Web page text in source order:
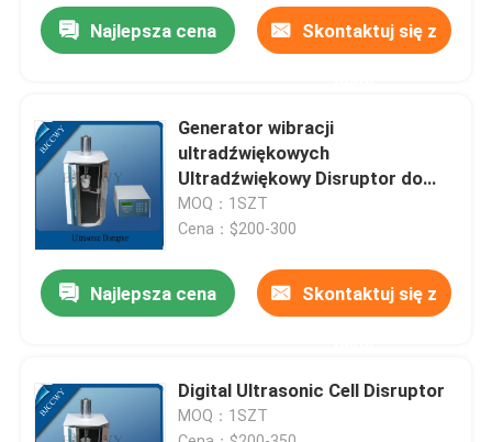
Wycieczka po fabryce
Skontaktuj się z nami
Poprosić o wycenę
Ultradźwiękowy przetwornik czyszczący
Przetwornik ultradźwiękowy o wielu
Najlepsza cena Skontaktuj się z
Generator wibracji
ultradźwiękowych
Ultradźwiękowy Disruptor do
niszczenia bakterii
MOQ：1SZT
Cena：$200-300
Najlepsza cena Skontaktuj się z
Digital Ultrasonic Cell Disruptor
MOQ：1SZT